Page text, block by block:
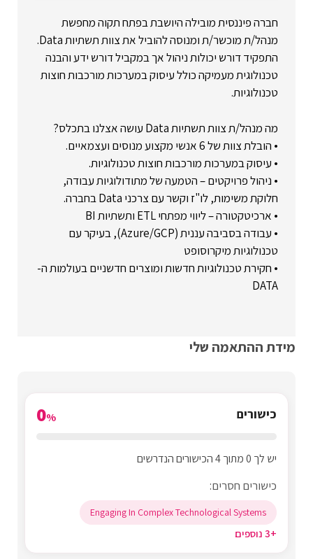
חברה פיננסית מובילה היושבת בפתח תקוה מחפשת
מנהל/ת מוכשר/ת ומנוסה להוביל את צוות תשתיות Data.
התפקיד דורש יכולות ניהול אך במקביל דורש ידע והבנה
טכנולוגית מעמיקה כולל עיסוק במערכות מורכבות חוצות
טכנולוגיות.
מה מנהל/ת צוות תשתיות Data עושה אצלנו בתכלס?
• הובלת צוות של 6 אנשי מקצוע מנוסים ועצמאיים.
• עיסוק במערכות מורכבות חוצות טכנולוגיות.
• ניהול פרויקטים – הטמעה של מתודולוגיות עבודה,
חלוקת משימות, לו"ז וקשר עם צרכני Data בחברה.
• ארכיטקטורה – ליווי מפתחי ETL ותשתיות BI
• עבודה בסביבה עננית (Azure/GCP), בעיקר עם
טכנולוגיות מיקרוסופט
• חקירת טכנולוגיות חדשות ומוצרים חדשניים בעולמות ה-
DATA
מידת ההתאמה שלי
כישורים 0%
יש לך 0 מתוך 4 הכישורים הנדרשים
כישורים חסרים:
Engaging In Complex Technological Systems
+3 נוספים